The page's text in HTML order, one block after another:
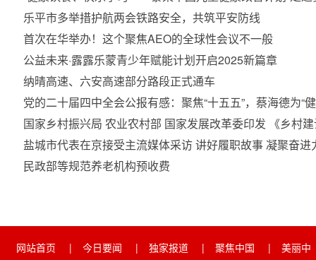
乐平市多举措护航两会铁路安全，共筑平安防线
首次在华举办！这个聚焦AEO的全球性会议不一般
公益未来·露露乐蒙青少年赋能计划开启2025新篇章
纳晴高速、六安高速部分路段正式通车
党的二十届四中全会公报有感：聚焦“十五五”，蔡海德为“
国家乡村振兴局 农业农村部 国家发展改革委印发 《乡村
盐城市代表在京接受主流媒体采访 讲好履职故事 凝聚奋进
民政部等规范养老机构预收费
网站首页 | 今日要闻 | 独家报道 | 聚焦中国 |
美丽中